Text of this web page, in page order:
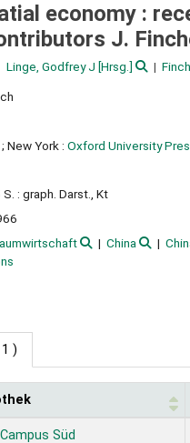
economy :
J.
Linge, Godfrey J [Hrsg.]
New York : Oxford University
: graph. Darst., Kt
China
)
Süd